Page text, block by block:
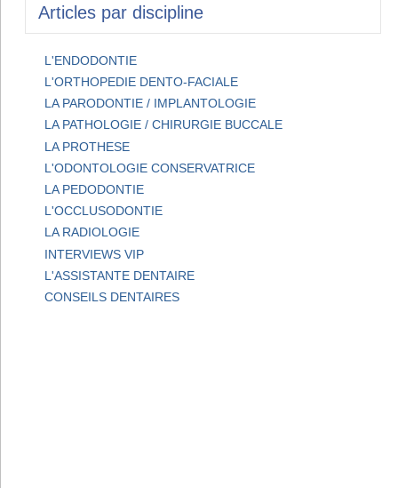
Articles par discipline
L'ENDODONTIE
L'ORTHOPEDIE DENTO-FACIALE
LA PARODONTIE / IMPLANTOLOGIE
LA PATHOLOGIE / CHIRURGIE BUCCALE
LA PROTHESE
L'ODONTOLOGIE CONSERVATRICE
LA PEDODONTIE
L'OCCLUSODONTIE
LA RADIOLOGIE
INTERVIEWS VIP
L'ASSISTANTE DENTAIRE
CONSEILS DENTAIRES